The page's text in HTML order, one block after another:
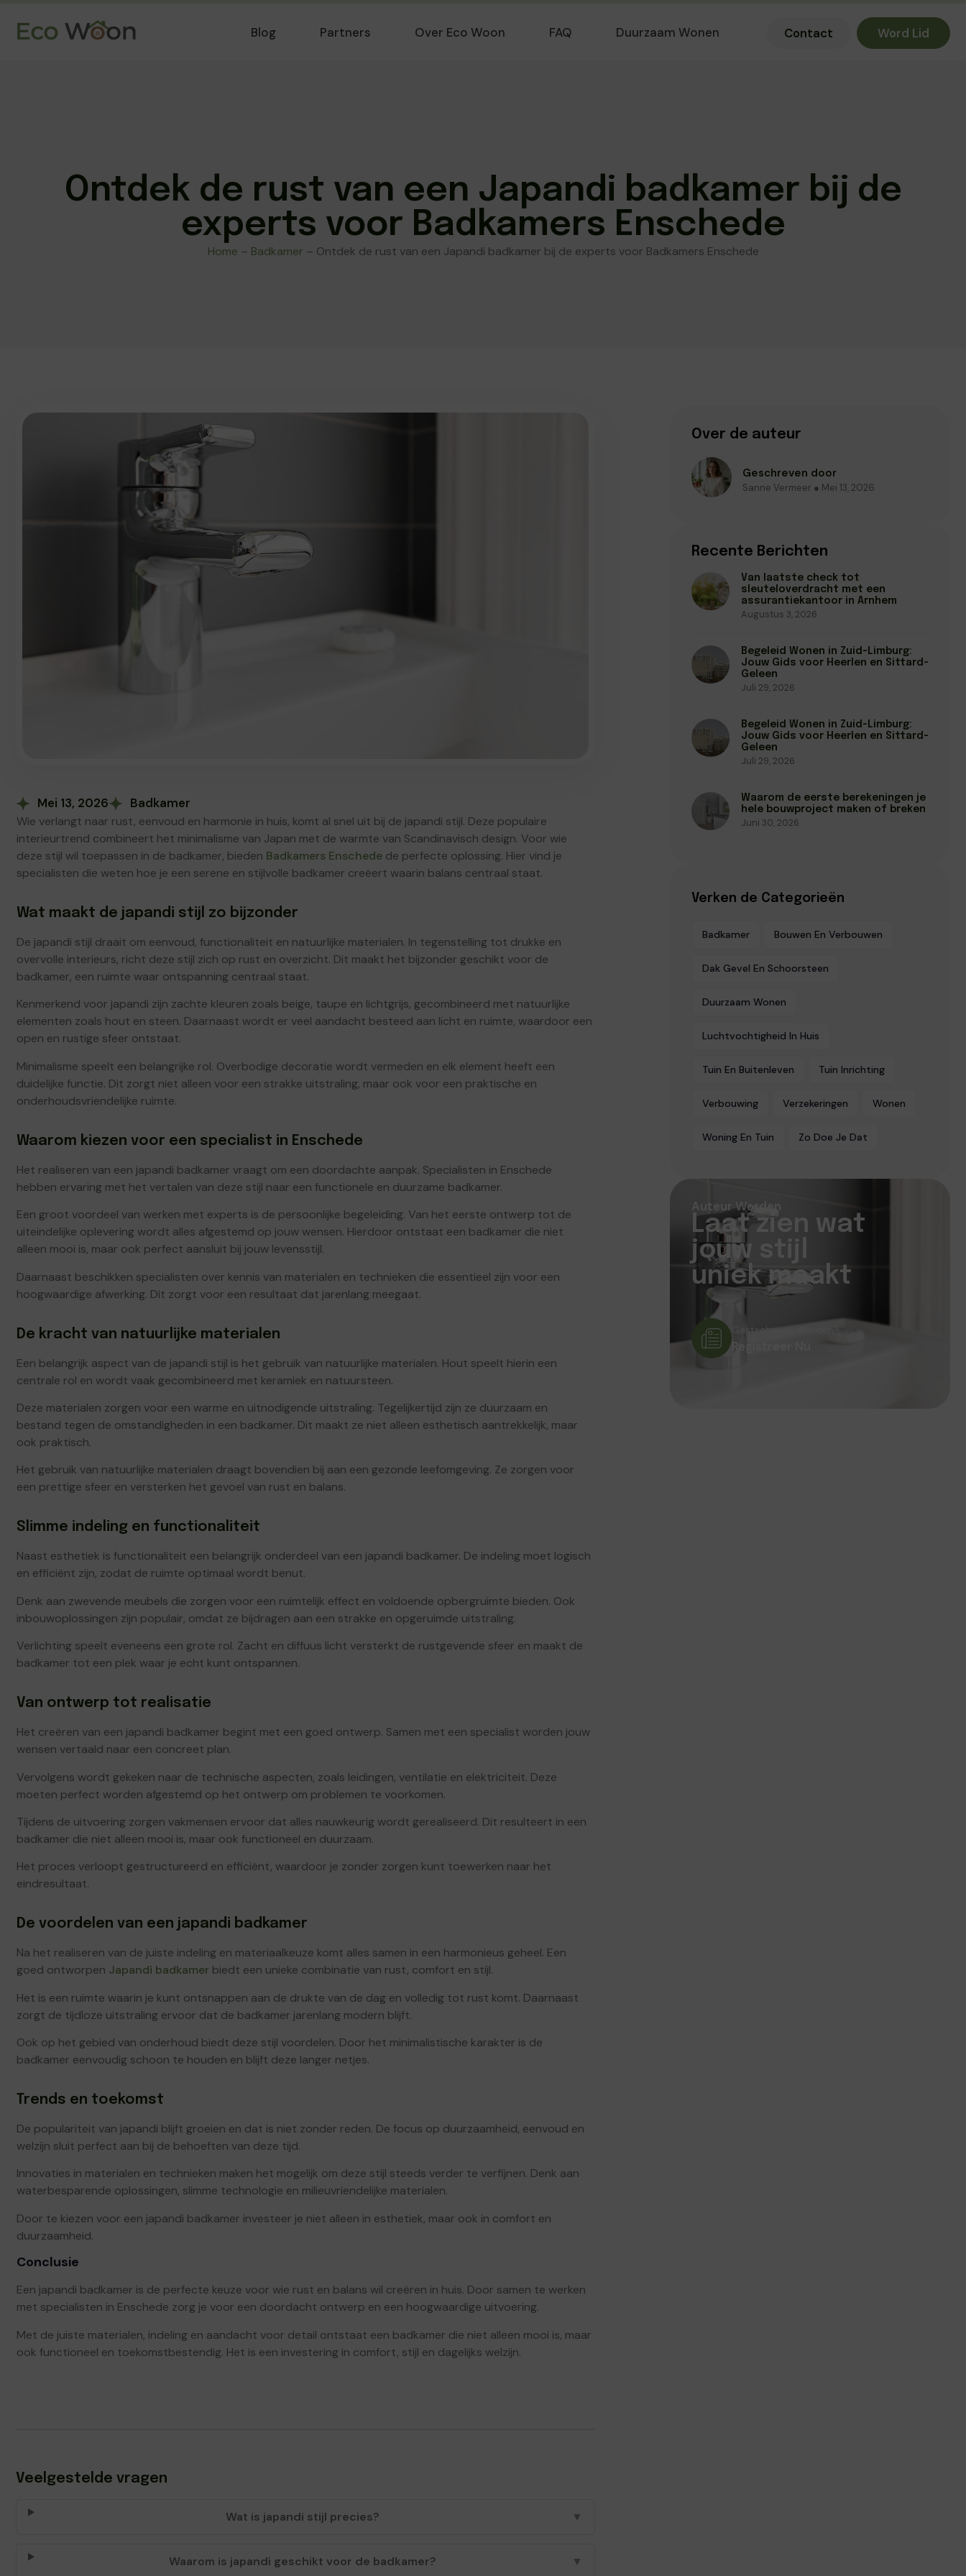
Blog Partners Over Eco Woon FAQ Duurzaam Wonen Contact Word Lid
Ontdek de rust van een Japandi badkamer bij de
experts voor Badkamers Enschede
Home – Badkamer – Ontdek de rust van een Japandi badkamer bij de experts voor Badkamers Enschede
Mei 13, 2026 Badkamer
Wie verlangt naar rust, eenvoud en harmonie in huis, komt al snel uit bij de japandi stijl. Deze populaire
interieurtrend combineert het minimalisme van Japan met de warmte van Scandinavisch design. Voor wie
deze stijl wil toepassen in de badkamer, bieden Badkamers Enschede de perfecte oplossing. Hier vind je
specialisten die weten hoe je een serene en stijlvolle badkamer creëert waarin balans centraal staat.
Wat maakt de japandi stijl zo bijzonder
De japandi stijl draait om eenvoud, functionaliteit en natuurlijke materialen. In tegenstelling tot drukke en
overvolle interieurs, richt deze stijl zich op rust en overzicht. Dit maakt het bijzonder geschikt voor de
badkamer, een ruimte waar ontspanning centraal staat.
Kenmerkend voor japandi zijn zachte kleuren zoals beige, taupe en lichtgrijs, gecombineerd met natuurlijke
elementen zoals hout en steen. Daarnaast wordt er veel aandacht besteed aan licht en ruimte, waardoor een
open en rustige sfeer ontstaat.
Minimalisme speelt een belangrijke rol. Overbodige decoratie wordt vermeden en elk element heeft een
duidelijke functie. Dit zorgt niet alleen voor een strakke uitstraling, maar ook voor een praktische en
onderhoudsvriendelijke ruimte.
Waarom kiezen voor een specialist in Enschede
Het realiseren van een japandi badkamer vraagt om een doordachte aanpak. Specialisten in Enschede
hebben ervaring met het vertalen van deze stijl naar een functionele en duurzame badkamer.
Een groot voordeel van werken met experts is de persoonlijke begeleiding. Van het eerste ontwerp tot de
uiteindelijke oplevering wordt alles afgestemd op jouw wensen. Hierdoor ontstaat een badkamer die niet
alleen mooi is, maar ook perfect aansluit bij jouw levensstijl.
Daarnaast beschikken specialisten over kennis van materialen en technieken die essentieel zijn voor een
hoogwaardige afwerking. Dit zorgt voor een resultaat dat jarenlang meegaat.
De kracht van natuurlijke materialen
Een belangrijk aspect van de japandi stijl is het gebruik van natuurlijke materialen. Hout speelt hierin een
centrale rol en wordt vaak gecombineerd met keramiek en natuursteen.
Deze materialen zorgen voor een warme en uitnodigende uitstraling. Tegelijkertijd zijn ze duurzaam en
bestand tegen de omstandigheden in een badkamer. Dit maakt ze niet alleen esthetisch aantrekkelijk, maar
ook praktisch.
Het gebruik van natuurlijke materialen draagt bovendien bij aan een gezonde leefomgeving. Ze zorgen voor
een prettige sfeer en versterken het gevoel van rust en balans.
Slimme indeling en functionaliteit
Naast esthetiek is functionaliteit een belangrijk onderdeel van een japandi badkamer. De indeling moet logisch
en efficiënt zijn, zodat de ruimte optimaal wordt benut.
Denk aan zwevende meubels die zorgen voor een ruimtelijk effect en voldoende opbergruimte bieden. Ook
inbouwoplossingen zijn populair, omdat ze bijdragen aan een strakke en opgeruimde uitstraling.
Verlichting speelt eveneens een grote rol. Zacht en diffuus licht versterkt de rustgevende sfeer en maakt de
badkamer tot een plek waar je echt kunt ontspannen.
Van ontwerp tot realisatie
Het creëren van een japandi badkamer begint met een goed ontwerp. Samen met een specialist worden jouw
wensen vertaald naar een concreet plan.
Vervolgens wordt gekeken naar de technische aspecten, zoals leidingen, ventilatie en elektriciteit. Deze
moeten perfect worden afgestemd op het ontwerp om problemen te voorkomen.
Tijdens de uitvoering zorgen vakmensen ervoor dat alles nauwkeurig wordt gerealiseerd. Dit resulteert in een
badkamer die niet alleen mooi is, maar ook functioneel en duurzaam.
Het proces verloopt gestructureerd en efficiënt, waardoor je zonder zorgen kunt toewerken naar het
eindresultaat.
De voordelen van een japandi badkamer
Na het realiseren van de juiste indeling en materiaalkeuze komt alles samen in een harmonieus geheel. Een
goed ontworpen Japandi badkamer biedt een unieke combinatie van rust, comfort en stijl.
Het is een ruimte waarin je kunt ontsnappen aan de drukte van de dag en volledig tot rust komt. Daarnaast
zorgt de tijdloze uitstraling ervoor dat de badkamer jarenlang modern blijft.
Ook op het gebied van onderhoud biedt deze stijl voordelen. Door het minimalistische karakter is de
badkamer eenvoudig schoon te houden en blijft deze langer netjes.
Trends en toekomst
De populariteit van japandi blijft groeien en dat is niet zonder reden. De focus op duurzaamheid, eenvoud en
welzijn sluit perfect aan bij de behoeften van deze tijd.
Innovaties in materialen en technieken maken het mogelijk om deze stijl steeds verder te verfijnen. Denk aan
waterbesparende oplossingen, slimme technologie en milieuvriendelijke materialen.
Door te kiezen voor een japandi badkamer investeer je niet alleen in esthetiek, maar ook in comfort en
duurzaamheid.
Conclusie
Een japandi badkamer is de perfecte keuze voor wie rust en balans wil creëren in huis. Door samen te werken
met specialisten in Enschede zorg je voor een doordacht ontwerp en een hoogwaardige uitvoering.
Met de juiste materialen, indeling en aandacht voor detail ontstaat een badkamer die niet alleen mooi is, maar
ook functioneel en toekomstbestendig. Het is een investering in comfort, stijl en dagelijks welzijn.
Veelgestelde vragen
Wat is japandi stijl precies? ▼
Waarom is japandi geschikt voor de badkamer? ▼
Over de auteur
Geschreven door
Sanne Vermeer ● Mei 13, 2026
Recente Berichten
Van laatste check tot
sleuteloverdracht met een
assurantiekantoor in Arnhem
Augustus 3, 2026
Begeleid Wonen in Zuid-Limburg:
Jouw Gids voor Heerlen en Sittard-
Geleen
Juli 29, 2026
Begeleid Wonen in Zuid-Limburg:
Jouw Gids voor Heerlen en Sittard-
Geleen
Juli 29, 2026
Waarom de eerste berekeningen je
hele bouwproject maken of breken
Juni 30, 2026
Verken de Categorieën
Badkamer Bouwen En Verbouwen
Dak Gevel En Schoorsteen
Duurzaam Wonen
Luchtvochtigheid In Huis
Tuin En Buitenleven Tuin Inrichting
Verbouwing Verzekeringen Wonen
Woning En Tuin Zo Doe Je Dat
Auteur Worden
Laat zien wat
jouw stijl
uniek maakt
Gastschrijver Worden?